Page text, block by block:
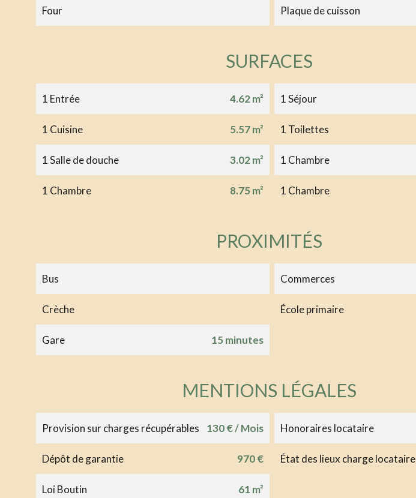
Four Plaque de cuisson
SURFACES
1 Entrée 4.62 m² 1 Séjour
1 Cuisine 5.57 m² 1 Toilettes
1 Salle de douche 3.02 m² 1 Chambre
1 Chambre 8.75 m² 1 Chambre
PROXIMITÉS
Bus Commerces
Crèche École primaire
Gare 15 minutes
MENTIONS LÉGALES
Provision sur charges récupérables 130 € / Mois Honoraires locataire
Dépôt de garantie 970 € État des lieux charge locataire
Loi Boutin 61 m²